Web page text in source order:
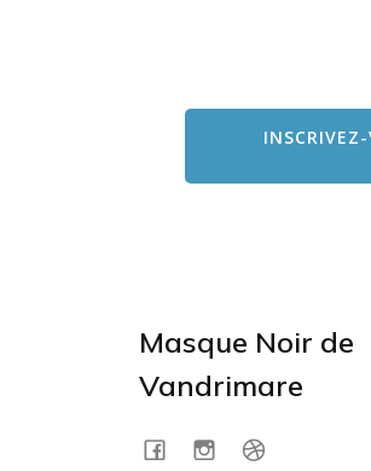
Masque Noir de
Vandrimare